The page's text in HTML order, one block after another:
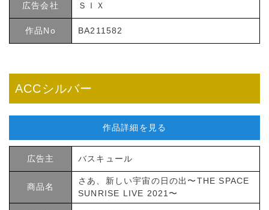
広告会社 ＳＩＸ
作品No BA211582
ACCシルバー
作品詳細を見る
広告主 バスキュール
商品名
さあ、新しい宇宙の日の出〜THE SPACE
SUNRISE LIVE 2021〜